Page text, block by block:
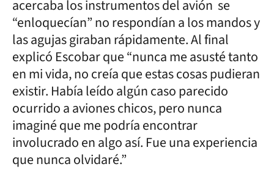
acercaba los instrumentos del avión se
“enloquecían” no respondían a los mandos y
las agujas giraban rápidamente. Al final
explicó Escobar que “nunca me asusté tanto
en mi vida, no creía que estas cosas pudieran
existir. Había leído algún caso parecido
ocurrido a aviones chicos, pero nunca
imaginé que me podría encontrar
involucrado en algo así. Fue una experiencia
que nunca olvidaré.”